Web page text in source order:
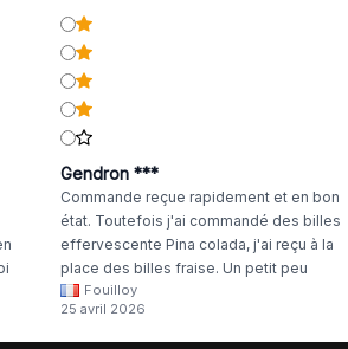
Gendron ***
Commande reçue rapidement et en bon
état. Toutefois j'ai commandé des billes
effervescente Pina colada, j'ai reçu à la
place des billes fraise. Un petit peu
dommage
Fouilloy
25 avril 2026